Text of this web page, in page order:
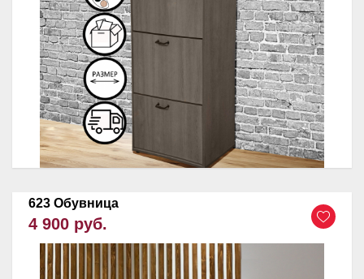
623 Обувница
4 900 руб.